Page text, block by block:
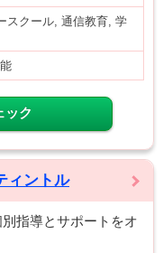
スクール, 通信教育, 学
ック
ィントル
指導とサポートをオ